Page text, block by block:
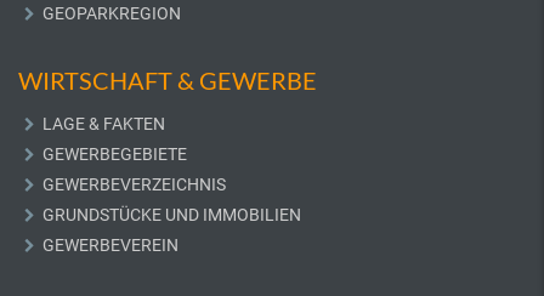
GEOPARKREGION
WIRTSCHAFT & GEWERBE
LAGE & FAKTEN
GEWERBEGEBIETE
GEWERBEVERZEICHNIS
GRUNDSTÜCKE UND IMMOBILIEN
GEWERBEVEREIN